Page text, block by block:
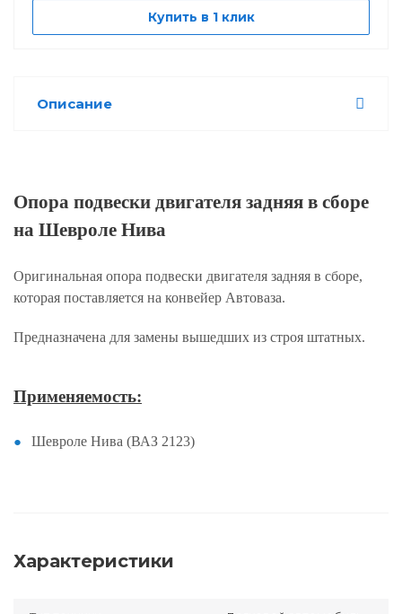
Купить в 1 клик
Описание
Опора подвески двигателя задняя в сборе
на Шевроле Нива
Оригинальная опора подвески двигателя задняя в сборе,
которая поставляется на конвейер Автоваза.
Предназначена для замены вышедших из строя штатных.
Применяемость:
Шевроле Нива (ВАЗ 2123)
Характеристики